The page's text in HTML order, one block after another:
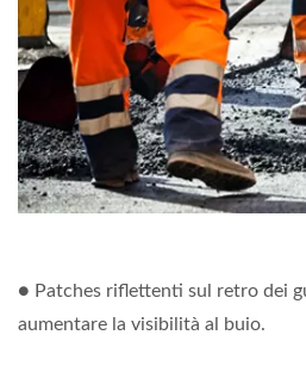
● Patches riflettenti sul retro dei
aumentare la visibilità al buio.